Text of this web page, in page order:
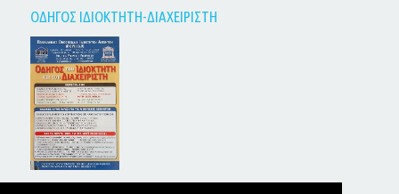
ΟΔΗΓΟΣ ΙΔΙΟΚΤΗΤΗ-ΔΙΑΧΕΙΡΙΣΤΗ
ΤΑ ΝΕΑ ΤΩΝ ΙΔΙΟΚΤΗΤΩΝ